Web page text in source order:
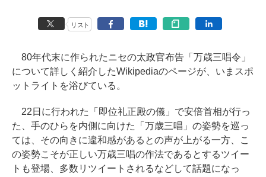
リスト
80年代末に作られたニセの太政官布告「万歳三唱令」
について詳しく紹介したWikipediaのページが、いまスポ
ットライトを浴びている。
22日に行われた「即位礼正殿の儀」で安倍首相が行っ
た、手のひらを内側に向けた「万歳三唱」の姿勢を巡っ
ては、その向きに違和感があるとの声が上がる一方、こ
の姿勢こそが正しい万歳三唱の作法であるとするツイー
トも登場、多数リツイートされるなどして話題になっ